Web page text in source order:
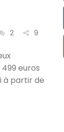
2 9
euros
à partir de